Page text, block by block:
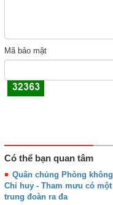
Mã bảo mật
Có thể bạn quan tâm
Quân chủng Phòng
Chỉ huy - Tham mưu có
trung đoàn ra đa